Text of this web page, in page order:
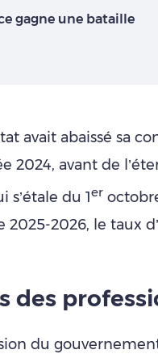
gagne une bataille
avait abaissé sa
2024, avant de
s’étale du 1er
2025-2026, le taux
des
du